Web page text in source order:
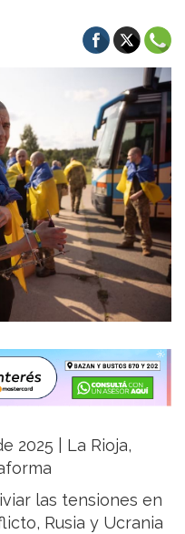
2025 | La Rioja,
las tensiones en
Rusia y Ucrania